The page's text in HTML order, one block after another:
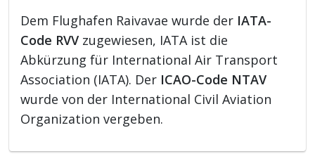
Dem Flughafen Raivavae wurde der IATA-
Code RVV zugewiesen, IATA ist die
Abkürzung für International Air Transport
Association (IATA). Der ICAO-Code NTAV
wurde von der International Civil Aviation
Organization vergeben.